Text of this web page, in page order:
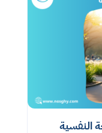
النفسية